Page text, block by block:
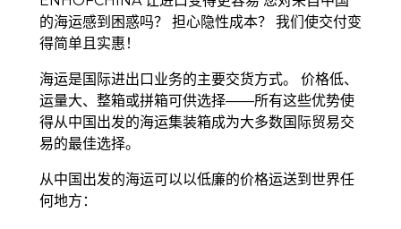
的海运感到困惑吗？ 担心隐性成本？ 我们使交付变
得简单且实惠！
海运是国际进出口业务的主要交货方式。 价格低、
运量大、整箱或拼箱可供选择——所有这些优势使
得从中国出发的海运集装箱成为大多数国际贸易交
易的最佳选择。
从中国出发的海运可以以低廉的价格运送到世界任
何地方：